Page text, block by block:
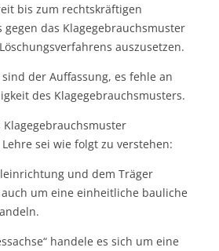
bis zum rechtskräftigen
gegen das Klagegebrauchsmuster
auszusetzen.
sind der Auffassung, es fehle an
des Klagegebrauchsmusters.
Klagegebrauchsmuster
sei wie folgt zu verstehen:
und dem Träger
auch um eine einheitliche bauliche
handele es sich um eine